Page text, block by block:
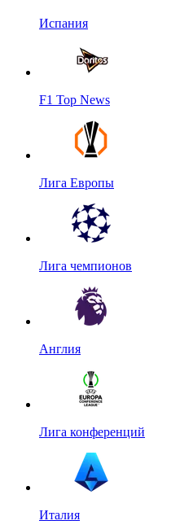
Испания
F1 Top News
Лига Европы
Лига чемпионов
Англия
Лига конференций
Италия